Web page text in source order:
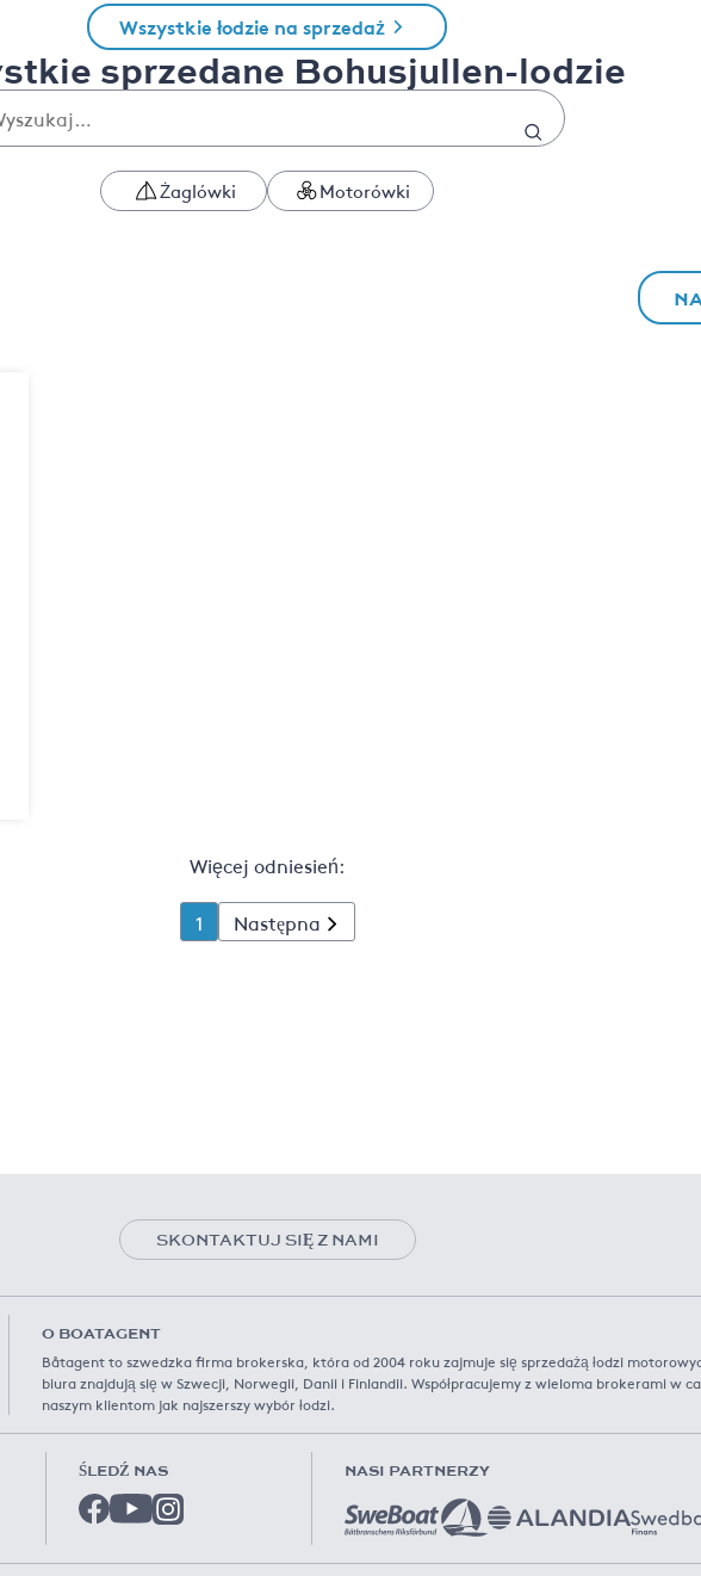
Wszystkie łodzie na sprzedaż
sprzedane Bohusjullen-lodzie
Żaglówki Motorówki
Więcej odniesień:
1 Następna
SKONTAKTUJ SIĘ Z NAMI
O BOATAGENT
Båtagent to szwedzka firma brokerska, która od 2004 roku zajmuje się sprzedażą łodzi
biura znajdują się w Szwecji, Norwegii, Danii i Finlandii. Współpracujemy z wieloma brokerami w
naszym klientom jak najszerszy wybór łodzi.
ŚLEDŹ NAS NASI PARTNERZY